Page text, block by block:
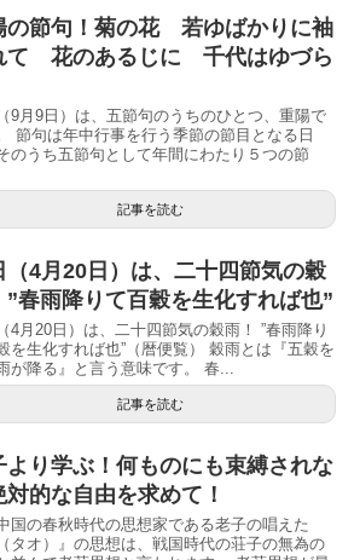
の節句！菊の花 若ゆばかりに袖
て 花のあるじに 千代はゆづら
9月9日）は、五節句のうちのひとつ、重陽で
節句は年中行事を行う季節の節目となる日
のうち五節句として年間にわたり５つの節
記事を読む
（4月20日）は、二十四節気の穀
”春雨降りて百穀を生化すれば也”
4月20日）は、二十四節気の穀雨！ ”春雨降り
を生化すれば也”（暦便覧） 穀雨とは『五穀を
が降る』と言う意味です。 春...
記事を読む
より学ぶ！何ものにも束縛されな
対的な自由を求めて！
国の春秋時代の思想家である老子の唱えた
（タオ）』の思想は、戦国時代の荘子の無為の